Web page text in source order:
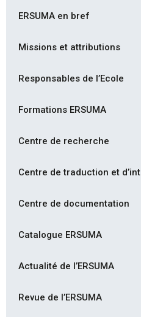
ERSUMA en bref
Missions et attributions
Responsables de l’Ecole
Formations ERSUMA
Centre de recherche
Centre de traduction et
Centre de documentation
Catalogue ERSUMA
Actualité de l’ERSUMA
Revue de l’ERSUMA